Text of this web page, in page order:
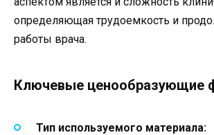
определяющая трудоемкость и
работы врача.
Ключевые ценообразующие
Тип используемого материала: